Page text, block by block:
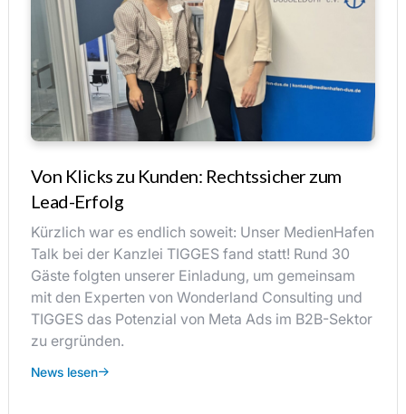
Von Klicks zu Kunden: Rechtssicher zum
Lead-Erfolg
Kürzlich war es endlich soweit: Unser MedienHafen
Talk bei der Kanzlei TIGGES fand statt! Rund 30
Gäste folgten unserer Einladung, um gemeinsam
mit den Experten von Wonderland Consulting und
TIGGES das Potenzial von Meta Ads im B2B-Sektor
zu ergründen.
News lesen